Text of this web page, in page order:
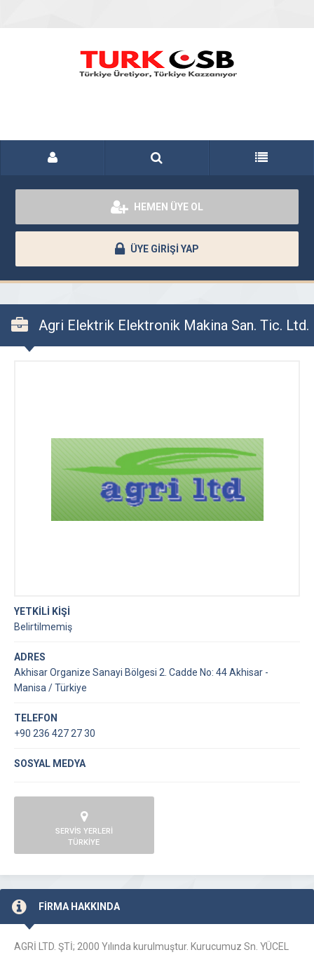
HEMEN ÜYE OL
ÜYE GİRİŞİ YAP
Agri Elektrik Elektronik Makina San. Tic. Ltd.
YETKİLİ KİŞİ
Belirtilmemiş
ADRES
Akhisar Organize Sanayi Bölgesi 2. Cadde No: 44 Akhisar -
Manisa / Türkiye
TELEFON
+90 236 427 27 30
SOSYAL MEDYA
SERVİS YERLERİ
TÜRKİYE
FİRMA HAKKINDA
AGRİ LTD. ŞTİ; 2000 Yılında kurulmuştur. Kurucumuz Sn. YÜCEL